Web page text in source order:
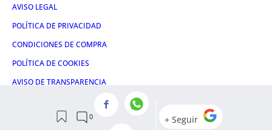
AVISO LEGAL
POLÍTICA DE PRIVACIDAD
CONDICIONES DE COMPRA
POLÍTICA DE COOKIES
AVISO DE TRANSPARENCIA